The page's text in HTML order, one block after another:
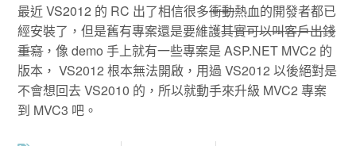
最近 VS2012 的 RC 出了相信很多衝動熱血的開發者都已
經安裝了，但是舊有專案還是要維護其實可以叫客戶出錢
重寫，像 demo 手上就有一些專案是 ASP.NET MVC2 的
版本， VS2012 根本無法開啟，用過 VS2012 以後絕對是
不會想回去 VS2010 的，所以就動手來升級 MVC2 專案
到 MVC3 吧。